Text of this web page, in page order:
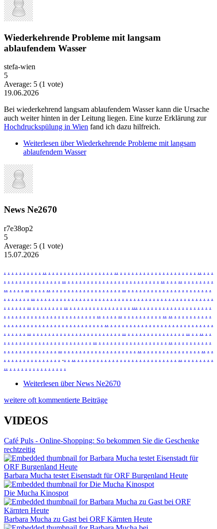
Wiederkehrende Probleme mit langsam
ablaufendem Wasser
stefa-wien
5
Average: 5 (1 vote)
19.06.2026
Bei wiederkehrend langsam ablaufendem Wasser kann die Ursache
auch weiter hinten in der Leitung liegen. Eine kurze Erklärung zur
Hochdruckspülung in Wien fand ich dazu hilfreich.
Weiterlesen über Wiederkehrende Probleme mit langsam
ablaufendem Wasser
News Ne2670
r7e38op2
5
Average: 5 (1 vote)
15.07.2026
. . . . . . . . . . .. . . . . . . . . . . . . . . . . . .. . . . . . . . . . . . . . . . . . . . . .. . . .
. . . . . . . . . . . . . . . .. . . . . . . . . . . . . . . . . . . . . . . . . .. . . . .. . . . . . . . .
.. . . . . .. . . . . .. . . . . . . . . . . . . . . . . . . .. . . . . . . . . . . . . . . . . . . . . . .
. . . . . . . .. . . . . . . . . . . . . . . . . . . . . . . . . . . . . . . . . . . . . . . . . . . . . . .
. . . . . . .. . . . . . . . . .. . . . . . . . . . . . . . . . . ... . . . . . . . . . . . . . . . . . . .
. . . . . . . . . . . . . . . . . . . . . . . . .. . . . . .. . . . . . . . . . . .. .. . . . . . . . . . .
. . . . . . . . . . . . . . . . . . . . . . . . . . .. . . . . . . . . . . . . . . . . . . . . . . . . . . .
. . . . . . .. . . . . . . . . . . . . . . . . . . . . . . . .. . . . . . . . . . . . . . . . .. . . .. . .
. . . . . . . . . . . . . . . . . . . . . . . .. . . . . . . . . . . . . . . . . . . .. . . . . . . . . . .
. . . . . . . . . . . . . . .. . . . . . . . . . . . . . . . . . . . .. . . . . . . . . . . . . . . . .. . .
. . . . . . . . . . . . . . . .. . .. . . . . . . . . . . . . . . . . . . . . . . . . . . .. . . . . . . . .
.. . . . . . . . . . . . . . . .
Weiterlesen über News Ne2670
weitere oft kommentierte Beiträge
VIDEOS
Café Puls - Online-Shopping: So bekommen Sie die Geschenke
rechtzeitig
Barbara Mucha testet Eisenstadt für ORF Burgenland Heute
Die Mucha Kinospot
Barbara Mucha zu Gast bei ORF Kärnten Heute